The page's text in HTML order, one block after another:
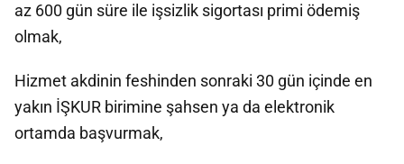
az 600 gün süre ile işsizlik sigortası primi ödemiş
olmak,
Hizmet akdinin feshinden sonraki 30 gün içinde en
yakın İŞKUR birimine şahsen ya da elektronik
ortamda başvurmak,